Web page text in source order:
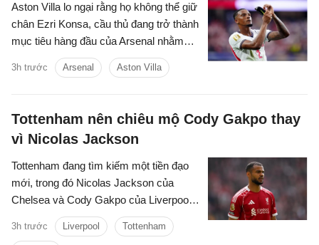
Aston Villa lo ngại rằng họ không thể giữ
chân Ezri Konsa, cầu thủ đang trở thành
mục tiêu hàng đầu của Arsenal nhằm
nâng cấp hàng thủ.
3h trước Arsenal Aston Villa
Tottenham nên chiêu mộ Cody Gakpo thay
vì Nicolas Jackson
Tottenham đang tìm kiếm một tiền đạo
mới, trong đó Nicolas Jackson của
Chelsea và Cody Gakpo của Liverpool
nằm trong danh sách chuyển nhượng
3h trước Liverpool Tottenham